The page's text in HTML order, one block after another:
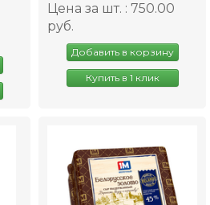
Цена за шт. : 750.00
руб.
Добавить в корзину
Купить в 1 клик